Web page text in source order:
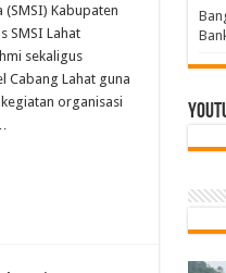
Kabupaten
SMSI Lahat
sekaligus
Cabang Lahat guna
organisasi